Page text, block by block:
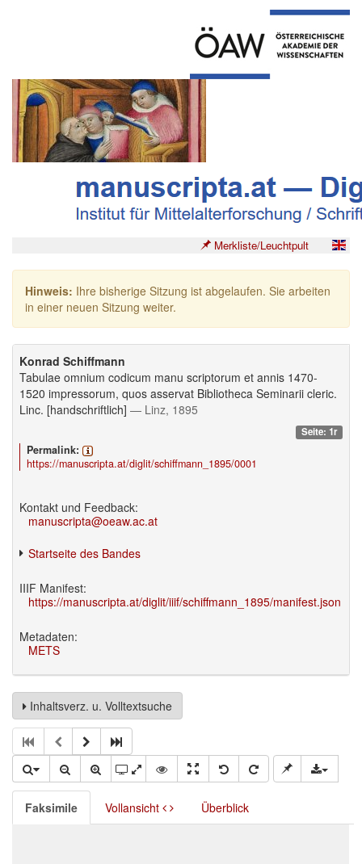
Merkliste/Leuchtpult
Hinweis: Ihre bisherige Sitzung ist abgelaufen. Sie arbeiten
in einer neuen Sitzung weiter.
Konrad Schiffmann
Tabulae omnium codicum manu scriptorum et annis 1470-
1520 impressorum, quos asservat Bibliotheca Seminarii cleric.
Linc. [handschriftlich] — Linz, 1895
Seite: 1r
Permalink:
https://manuscripta.at/diglit/schiffmann_1895/0001
Kontakt und Feedback:
manuscripta@oeaw.ac.at
Startseite des Bandes
IIIF Manifest:
https://manuscripta.at/diglit/iiif/schiffmann_1895/manifest.json
Metadaten:
METS
Inhaltsverz. u. Volltextsuche
Faksimile Vollansicht Überblick